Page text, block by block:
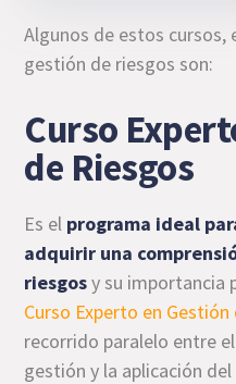
Algunos de estos cursos,
gestión de riesgos son:
Curso
de Riesgos
Es el programa ideal
adquirir una
riesgosy su importancia
Curso Experto en Gestión
recorrido paralelo entre
gestión y la aplicación